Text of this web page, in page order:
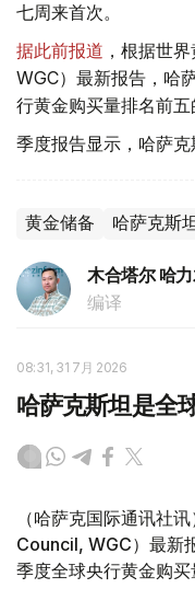
七周来首次。
据此前报道 ，根据世
WGC）最新报告，哈
行黄金购买量排名前五
季度报告显示，哈萨克
黄金储备 哈萨克斯
木合塔尔 哈
编译
08:31, 31 7月 2026
哈萨克斯坦是全
（哈萨克国际通讯社
Council, WGC）最新
季度全球央行黄金购买